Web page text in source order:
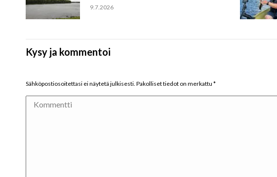
9.7.2026
Kysy ja kommentoi
Sähköpostiosoitettasi ei näytetä julkisesti. Pakolliset tiedot on merkattu *
Kommentti